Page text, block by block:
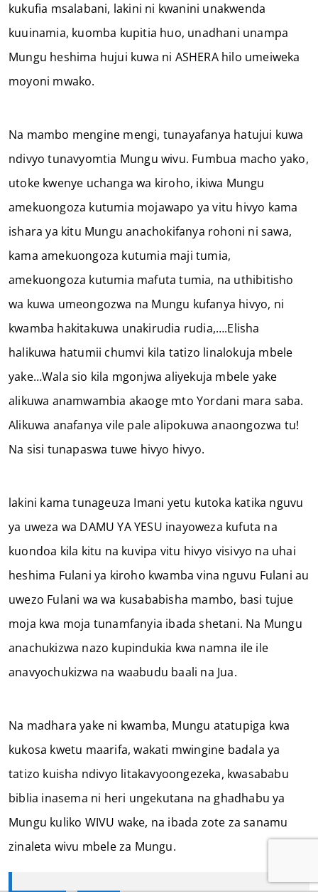
kukufia msalabani, lakini ni kwanini unakwenda
kuuinamia, kuomba kupitia huo, unadhani unampa
Mungu heshima hujui kuwa ni ASHERA hilo umeiweka
moyoni mwako.
Na mambo mengine mengi, tunayafanya hatujui kuwa
ndivyo tunavyomtia Mungu wivu. Fumbua macho yako,
utoke kwenye uchanga wa kiroho, ikiwa Mungu
amekuongoza kutumia mojawapo ya vitu hivyo kama
ishara ya kitu Mungu anachokifanya rohoni ni sawa,
kama amekuongoza kutumia maji tumia,
amekuongoza kutumia mafuta tumia, na uthibitisho
wa kuwa umeongozwa na Mungu kufanya hivyo, ni
kwamba hakitakuwa unakirudia rudia,….Elisha
halikuwa hatumii chumvi kila tatizo linalokuja mbele
yake…Wala sio kila mgonjwa aliyekuja mbele yake
alikuwa anamwambia akaoge mto Yordani mara saba.
Alikuwa anafanya vile pale alipokuwa anaongozwa tu!
Na sisi tunapaswa tuwe hivyo hivyo.
lakini kama tunageuza Imani yetu kutoka katika nguvu
ya uweza wa DAMU YA YESU inayoweza kufuta na
kuondoa kila kitu na kuvipa vitu hivyo visivyo na uhai
heshima Fulani ya kiroho kwamba vina nguvu Fulani au
uwezo Fulani wa wa kusababisha mambo, basi tujue
moja kwa moja tunamfanyia ibada shetani. Na Mungu
anachukizwa nazo kupindukia kwa namna ile ile
anavyochukizwa na waabudu baali na Jua.
Na madhara yake ni kwamba, Mungu atatupiga kwa
kukosa kwetu maarifa, wakati mwingine badala ya
tatizo kuisha ndivyo litakavyoongezeka, kwasababu
biblia inasema ni heri ungekutana na ghadhabu ya
Mungu kuliko WIVU wake, na ibada zote za sanamu
zinaleta wivu mbele za Mungu.